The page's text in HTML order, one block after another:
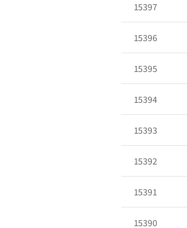
15397
15396
15395
15394
15393
15392
15391
15390